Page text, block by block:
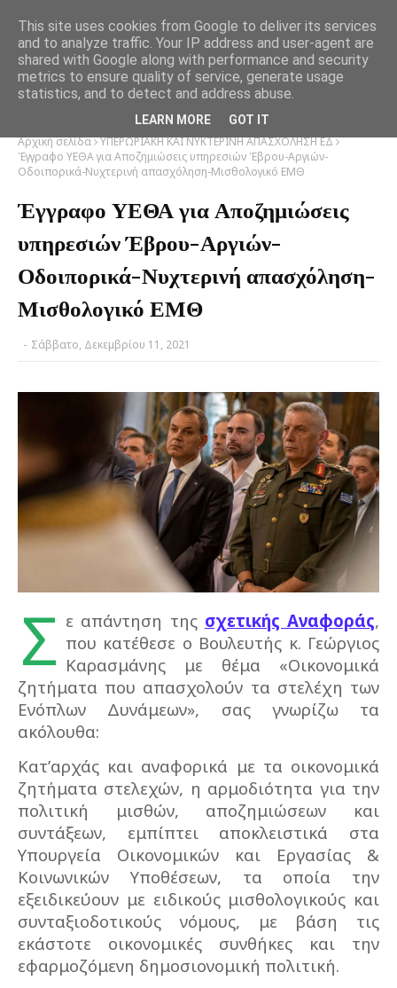
Αρχική σελίδα ΥΠΕΡΩΡΙΑΚΗ ΚΑΙ ΝΥΚΤΕΡΙΝΗ ΑΠΑΣΧΟΛΗΣΗ ΕΔ
Έγγραφο ΥΕΘΑ για Αποζημιώσεις υπηρεσιών Έβρου-Αργιών-
Οδοιπορικά-Νυχτερινή απασχόληση-Μισθολογικό ΕΜΘ
Έγγραφο ΥΕΘΑ για Αποζημιώσεις
υπηρεσιών Έβρου-Αργιών-
Οδοιπορικά-Νυχτερινή απασχόληση-
Μισθολογικό ΕΜΘ
- Σάββατο, Δεκεμβρίου 11, 2021
Σ ε απάντηση της σχετικής Αναφοράς,
που κατέθεσε ο Βουλευτής κ. Γεώργιος
Καρασμάνης με θέμα «Οικονομικά
ζητήματα που απασχολούν τα στελέχη των
Ενόπλων Δυνάμεων», σας γνωρίζω τα
ακόλουθα:
Κατ’αρχάς και αναφορικά με τα οικονομικά
ζητήματα στελεχών, η αρμοδιότητα για την
πολιτική μισθών, αποζημιώσεων και
συντάξεων, εμπίπτει αποκλειστικά στα
Υπουργεία Οικονομικών και Εργασίας &
Κοινωνικών Υποθέσεων, τα οποία την
εξειδικεύουν με ειδικούς μισθολογικούς και
συνταξιοδοτικούς νόμους, με βάση τις
εκάστοτε οικονομικές συνθήκες και την
εφαρμοζόμενη δημοσιονομική πολιτική.
This site uses cookies from Google to deliver its services
and to analyze traffic. Your IP address and user-agent are
shared with Google along with performance and security
metrics to ensure quality of service, generate usage
statistics, and to detect and address abuse.
LEARN MORE GOT IT